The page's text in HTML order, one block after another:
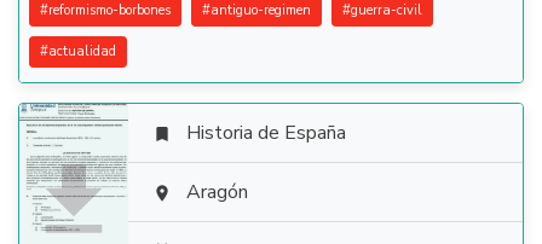
#reformismo-borbones #antiguo-regimen #guerra-civil
#actualidad

 Historia de España
 Aragón